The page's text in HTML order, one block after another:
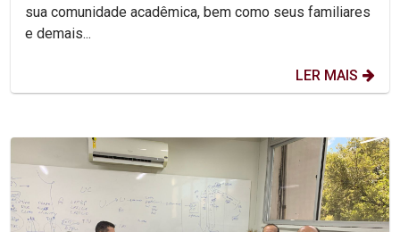
sua comunidade acadêmica, bem como seus familiares
e demais...
LER MAIS